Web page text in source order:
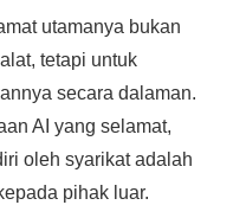
utamanya bukan
tetapi untuk
secara dalaman.
AI yang selamat,
oleh syarikat adalah
pihak luar.